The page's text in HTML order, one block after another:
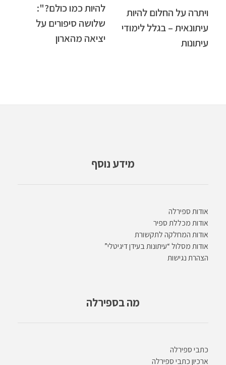
ויתרה על החלום להיות
עיתונאית – בגלל לימודי
עיתונות
להיות כמו כולם?":
שלושה סיפורים על
יציאה מהארון
מידע נוסף
אודות ספירלה
אודות מכללת ספיר
אודות המחלקה לתקשורת
אודות מסלול “עיתונות בעידן דיגיטלי”
הצהרת נגישות
מה בספירלה
כתבי ספירלה
ארכיון כתבי ספירלה